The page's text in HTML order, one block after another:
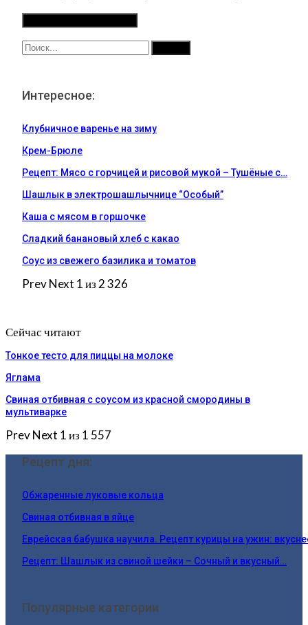
Интересное:
Клубничное варенье на зиму
Крем-Брюле
Рецепт: Мясо с горчицей и рисовой мукой – Тушёные с…
Шашлык в электрошашлычнице “Особый”
Каша с мясом в горшочке
Сладкий банановый хлеб с какао
Соус из свежего базилика и томатов
PrevNext 1 из 2 326
Сейчас читают
Тонкое тесто для пиццы на молоке
Яглама
Свиная отбивная с соусом из красной смородины в
мультиварке
PrevNext 1 из 1 557
Рецепт дня:
Обжаренные луковые кольца
Свиная отбивная в яйце
Еврейская бабушка научила. Рецепт курицы на ужин:
Рецепт: Шашлык из свиной шейки – Сочный и вкусный…
Популярные категории